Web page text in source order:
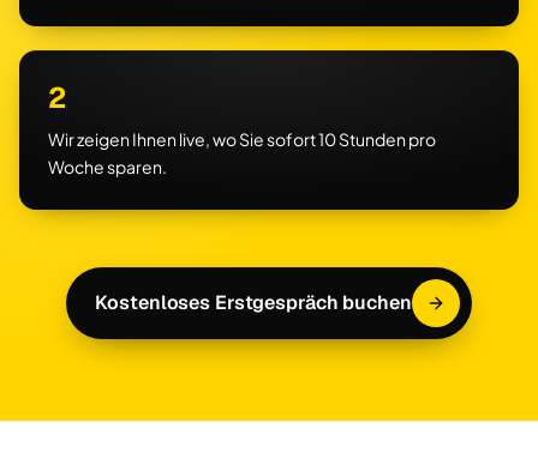
2
Wir zeigen Ihnen live, wo Sie sofort 10 Stunden pro
Woche sparen.
Kostenloses Erstgespräch buchen